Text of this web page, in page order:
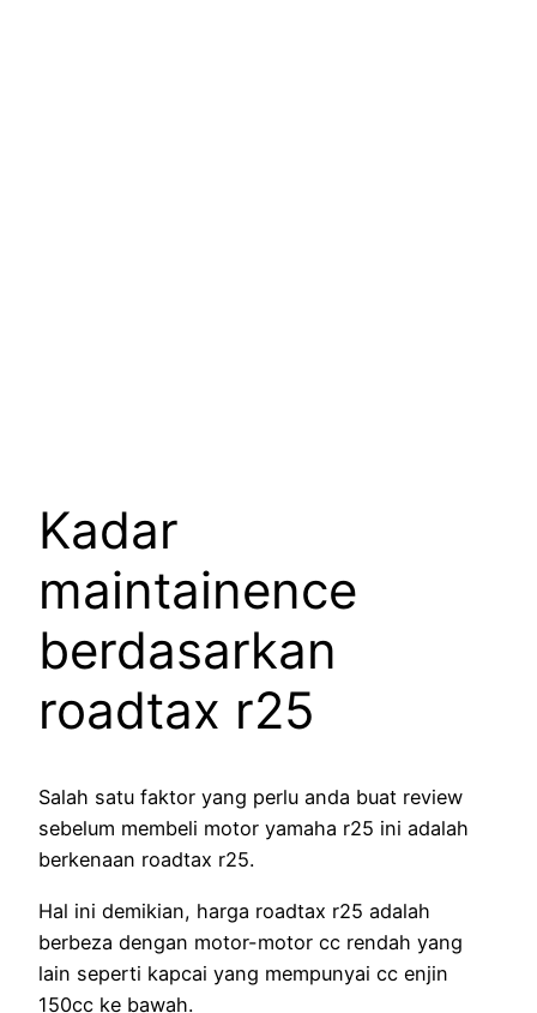
Kadar
maintainence
berdasarkan
roadtax r25
Salah satu faktor yang perlu anda buat review
sebelum membeli motor yamaha r25 ini adalah
berkenaan roadtax r25.
Hal ini demikian, harga roadtax r25 adalah
berbeza dengan motor-motor cc rendah yang
lain seperti kapcai yang mempunyai cc enjin
150cc ke bawah.